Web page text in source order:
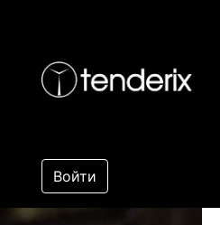
Войти